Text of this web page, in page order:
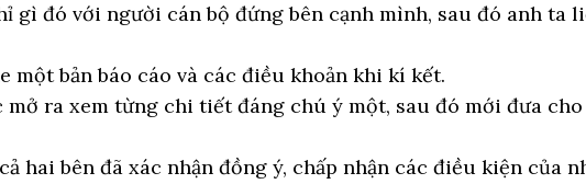
gì đó với người cán bộ đứng bên cạnh mình, sau đó anh ta
một bản báo cáo và các điều khoản khi kí kết.
mở ra xem từng chi tiết đáng chú ý một, sau đó mới đưa cho
hai bên đã xác nhận đồng ý, chấp nhận các điều kiện của